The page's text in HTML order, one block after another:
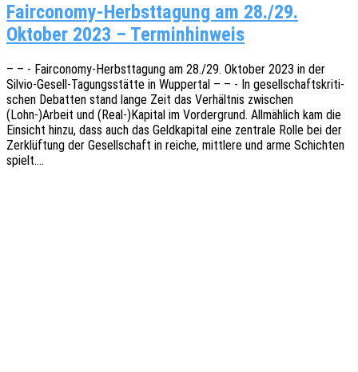
Fairconomy-Herbsttagung am 28./29.
Oktober 2023 – Terminhinweis
– – - Fair­­co­­no­­my-Herbst­­ta­­gung am 28./29. Okto­ber 2023 in der
Silvio-Gesell-Tagungs­­­stä­t­­te in Wupper­tal – – - In gesell­schafts­kri­ti­
schen Debat­ten stand lange Zeit das Verhält­nis zwischen
(Lohn-)Arbeit und (Real-)Kapital im Vorder­grund. Allmäh­lich kam die
Einsicht hinzu, dass auch das Geld­ka­pi­tal eine zentra­le Rolle bei der
Zerklüf­tung der Gesell­schaft in reiche, mitt­le­re und arme Schich­ten
spielt.…